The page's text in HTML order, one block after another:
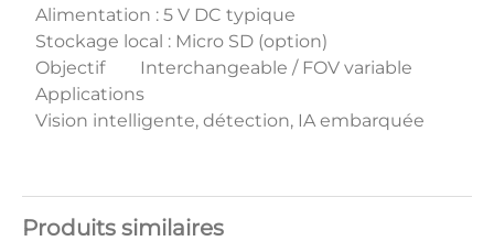
Alimentation : 5 V DC typique
Stockage local : Micro SD (option)
Objectif Interchangeable / FOV variable
Applications
Vision intelligente, détection, IA embarquée
Produits similaires